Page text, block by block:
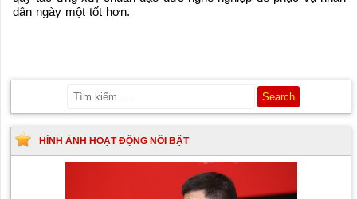
dân ngày một tốt hơn.
HÌNH ẢNH HOẠT ĐỘNG NỔI BẬT